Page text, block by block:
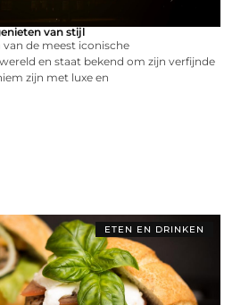
van stijl
van de meest iconische
en staat bekend om zijn verfijnde
zijn met luxe en
ETEN EN DRINKEN